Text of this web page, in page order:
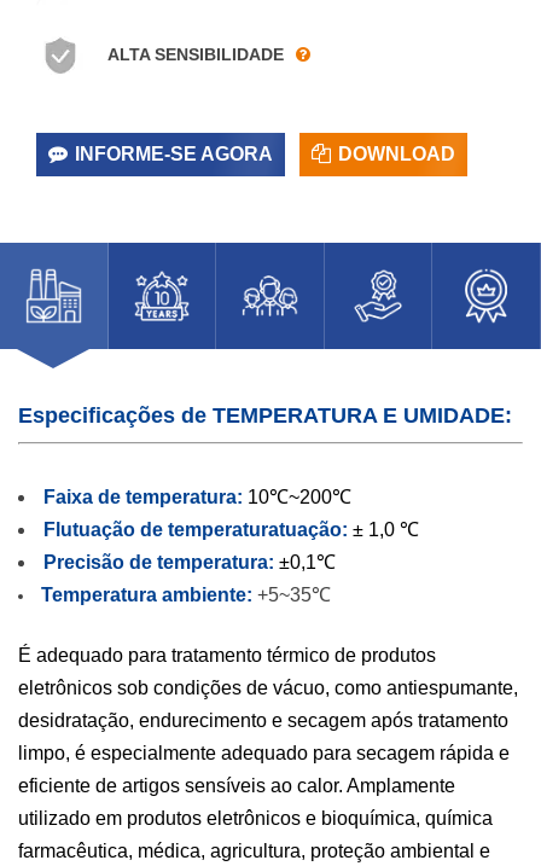
ALTA SENSIBILIDADE
INFORME-SE AGORA DOWNLOAD
Especificações de TEMPERATURA E UMIDADE:
Faixa de temperatura: 10℃~200℃
Flutuação de temperaturatuação: ± 1,0 ℃
Precisão de temperatura: ±0,1℃
Temperatura ambiente: +5~35℃
É adequado para tratamento térmico de produtos
eletrônicos sob condições de vácuo, como antiespumante,
desidratação, endurecimento e secagem após tratamento
limpo, é especialmente adequado para secagem rápida e
eficiente de artigos sensíveis ao calor. Amplamente
utilizado em produtos eletrônicos e bioquímica, química
farmacêutica, médica, agricultura, proteção ambiental e